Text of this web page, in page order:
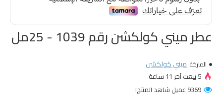
عطر ميني كولكشن رقم 1039 - 25مل
الماركة:ميني كولكشن
5 بيعت آخر 11 ساعة
9369 عميل شاهد المنتج!